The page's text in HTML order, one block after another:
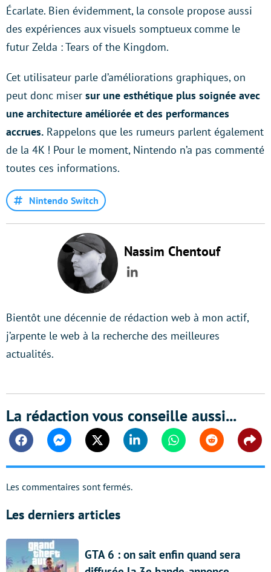
Écarlate. Bien évidemment, la console propose aussi
des expériences aux visuels somptueux comme le
futur Zelda : Tears of the Kingdom.
Cet utilisateur parle d’améliorations graphiques, on
peut donc miser sur une esthétique plus soignée avec
une architecture améliorée et des performances
accrues. Rappelons que les rumeurs parlent également
de la 4K ! Pour le moment, Nintendo n’a pas commenté
toutes ces informations.
Nintendo Switch
Nassim Chentouf
LinkedIn
Bientôt une décennie de rédaction web à mon actif,
j’arpente le web à la recherche des meilleures
actualités.
La rédaction vous conseille aussi...
FacebookMessengerTwitter Linkedin WhatsappReddit
Les commentaires sont fermés.
Les derniers articles
GTA 6 : on sait enfin quand sera